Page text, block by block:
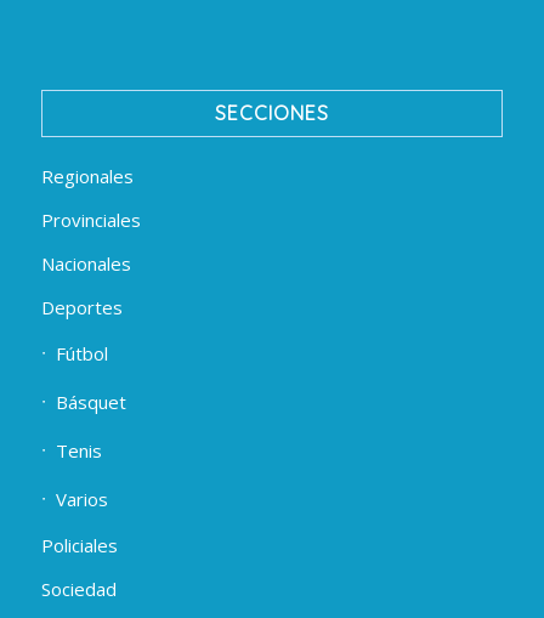
SECCIONES
Regionales
Provinciales
Nacionales
Deportes
Fútbol
Básquet
Tenis
Varios
Policiales
Sociedad